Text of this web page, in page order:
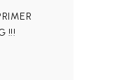
!!!